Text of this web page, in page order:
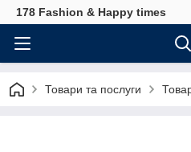
178 Fashion & Happy times
Товари та послуги